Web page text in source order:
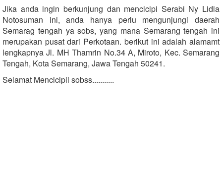
Jika anda ingin berkunjung dan mencicipi Serabi Ny Lidia
Notosuman ini, anda hanya perlu mengunjungi daerah
Semarag tengah ya sobs, yang mana Semarang tengah ini
merupakan pusat dari Perkotaan. berikut ini adalah alamamt
lengkapnyaJl. MH Thamrin No.34 A, Miroto, Kec. Semarang
Tengah, Kota Semarang, Jawa Tengah 50241.
Selamat Mencicipii sobss...........